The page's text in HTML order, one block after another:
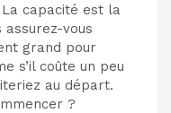
capacité est la
vous
grand pour
s’il coûte un peu
au départ.
?